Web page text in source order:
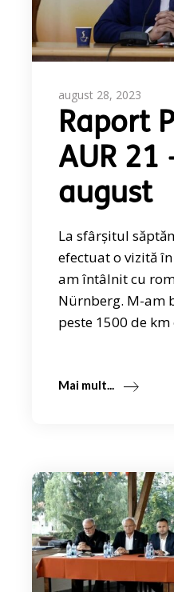
august 28, 2023
Raport
AUR 21
august
La sfârșitul
efectuat o vizită
am întâlnit cu
Nürnberg. M-am
peste 1500 de km
Mai mult...